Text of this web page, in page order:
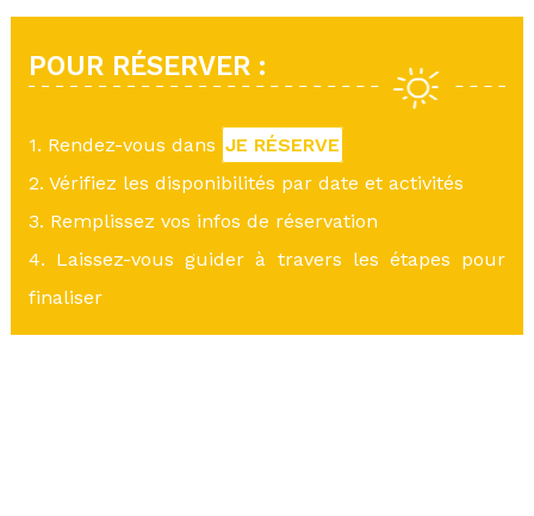
POUR RÉSERVER :
1. Rendez-vous dans JE RÉSERVE
2. Vérifiez les disponibilités par date et activités
3. Remplissez vos infos de réservation
4. Laissez-vous guider à travers les étapes pour
finaliser